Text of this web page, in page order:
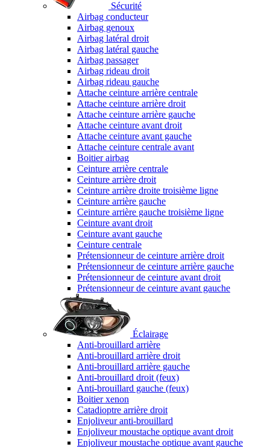
Sécurité
Airbag conducteur
Airbag genoux
Airbag latéral droit
Airbag latéral gauche
Airbag passager
Airbag rideau droit
Airbag rideau gauche
Attache ceinture arrière centrale
Attache ceinture arrière droit
Attache ceinture arrière gauche
Attache ceinture avant droit
Attache ceinture avant gauche
Attache ceinture centrale avant
Boitier airbag
Ceinture arrière centrale
Ceinture arrière droit
Ceinture arrière droite troisième ligne
Ceinture arrière gauche
Ceinture arrière gauche troisième ligne
Ceinture avant droit
Ceinture avant gauche
Ceinture centrale
Prétensionneur de ceinture arrière droit
Prétensionneur de ceinture arrière gauche
Prétensionneur de ceinture avant droit
Prétensionneur de ceinture avant gauche
Éclairage
Anti-brouillard arrière
Anti-brouillard arrière droit
Anti-brouillard arrière gauche
Anti-brouillard droit (feux)
Anti-brouillard gauche (feux)
Boitier xenon
Catadioptre arrière droit
Enjoliveur anti-brouillard
Enjoliveur moustache optique avant droit
Enjoliveur moustache optique avant gauche